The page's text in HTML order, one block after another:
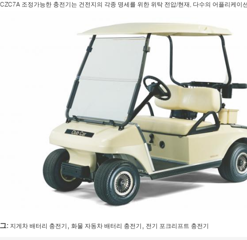
CZC7A 조정가능한 충전기는 건전지의 각종 명세를 위한 위탁 전압/현재, 다수의 어플리케이
: 지게차 배터리 충전기 화물 자동차 배터리 충전기 전기 포크리프트 충전기